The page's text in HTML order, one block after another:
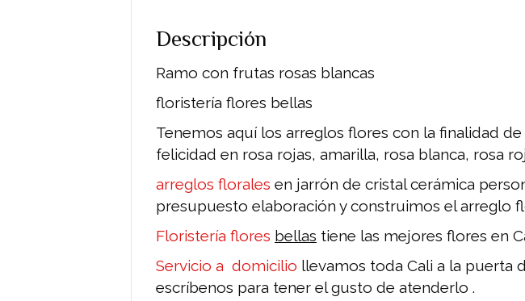
Descripción
Ramo con frutas rosas blancas
floristería flores bellas
Tenemos aquí los arreglos flores con la finalidad
felicidad en rosa rojas, amarilla, rosa blanca, rosa
arreglos florales en jarrón de cristal cerámica
presupuesto elaboración y construimos el arreglo
Floristería flores bellas tiene las mejores flores en
Servicio a domicilio llevamos toda Cali a la puerta
escríbenos para tener el gusto de atenderlo .